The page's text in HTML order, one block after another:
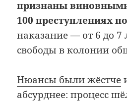
признаны
100 преступлениях
наказание — от 6 до
свободы в колонии
Нюансы были жёстче
абсурднее: процесс